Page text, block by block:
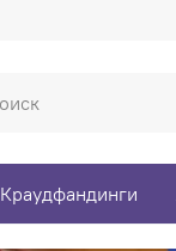
Краудфандинги